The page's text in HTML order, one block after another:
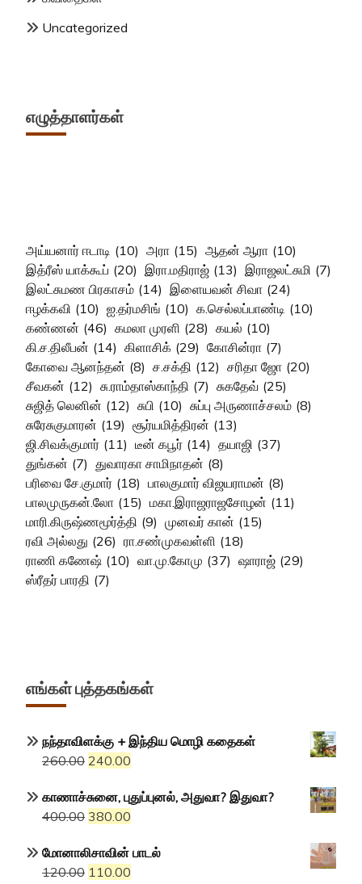
Uncategorized
எழுத்தாளர்கள்
அய்யனார் ஈடாடி (10) அரா (15) ஆதன் ஆரா (10)
இத்ரீஸ் யாக்கூப் (20) இரா.மதிராஜ் (13) இராஜலட்சுமி (7)
இலட்சுமண பிரகாசம் (14) இளையவன் சிவா (24)
ஈழக்கவி (10) ஐ.தர்மசிங் (10) க.செல்லப்பாண்டி (10)
கண்ணன் (46) கமலா முரளி (28) கயல் (10)
கி.ச.திலீபன் (14) கிளாசிக் (29) கோசின்ரா (7)
கோவை ஆனந்தன் (8) ச.சக்தி (12) சரிதா ஜோ (20)
சீவகன் (12) சு.ராம்தாஸ்காந்தி (7) சுகதேவ் (25)
சுஜித் லெனின் (12) சுபி (10) சுப்பு அருணாச்சலம் (8)
சுரேசுகுமாரன் (19) சூர்யமித்திரன் (13)
ஜி.சிவக்குமார் (11) டீன் கபூர் (14) தயாஜி (37)
துங்கன் (7) துவாரகா சாமிநாதன் (8)
பரிவை சே.குமார் (18) பாலகுமார் விஜயராமன் (8)
பாலமுருகன்.லோ (15) மகா.இராஜராஜசோழன் (11)
மாரி.கிருஷ்ணமூர்த்தி (9) முனவர் கான் (15)
ரவி அல்லது (26) ரா.சண்முகவள்ளி (18)
ராணி கணேஷ் (10) வா.மு.கோமு (37) ஷாராஜ் (29)
ஸ்ரீதர் பாரதி (7)
எங்கள் புத்தகங்கள்
நந்தாவிளக்கு + இந்திய மொழி கதைகள்
260.00 Original
was:
₹260.00.
240.00
is:
காணாச்சுனை, புதுப்புனல், அதுவா? இதுவா?
400.00 Original
was:
₹400.00.
380.00
is:
மோனாலிசாவின் பாடல்
120.00 Original
110.00